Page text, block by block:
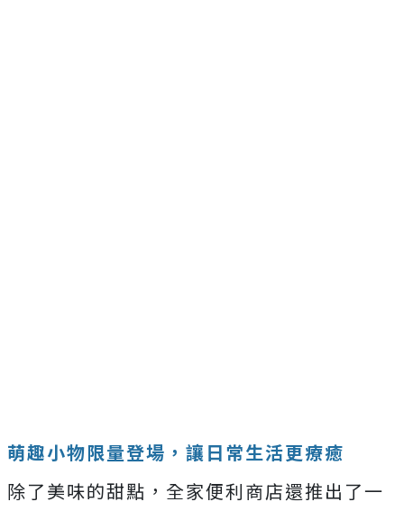
萌趣小物限量登場，讓日常生活更療癒
除了美味的甜點，全家便利商店還推出了一